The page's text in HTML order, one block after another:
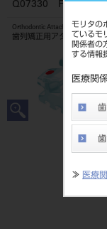
モリタの
ているモ
関係者の
する情報
医療関
≫ 医療
Q07330 FLIクリア
Orthodontic Attachment
歯列矯正用アタッチメント